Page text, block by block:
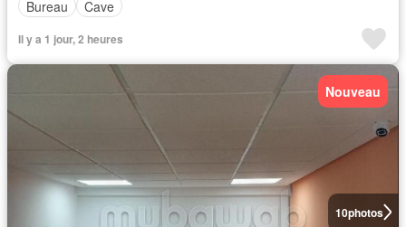
Bureau
Cave
Il y a 1 jour, 2 heures
10photos
Nouveau